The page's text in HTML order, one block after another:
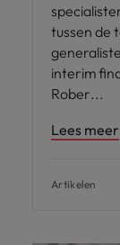
tussen de
interim
Rober
Lees meer
Artikelen